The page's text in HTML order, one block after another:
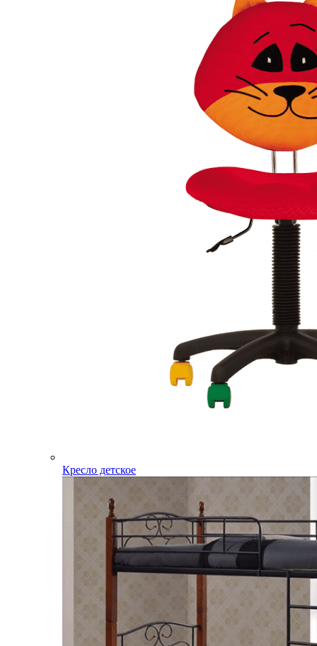
Кресло детское